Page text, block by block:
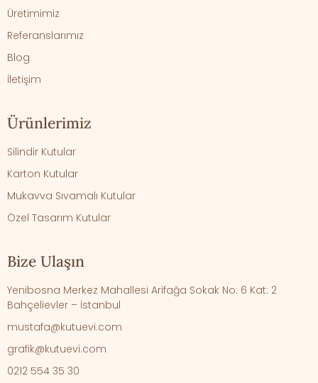
Üretimimiz
Referanslarımız
Blog
İletişim
Ürünlerimiz
Silindir Kutular
Karton Kutular
Mukavva Sıvamalı Kutular
Özel Tasarım Kutular
Bize Ulaşın
Yenibosna Merkez Mahallesi Arifağa Sokak No: 6 Kat: 2
Bahçelievler – İstanbul
mustafa@kutuevi.com
grafik@kutuevi.com
0212 554 35 30